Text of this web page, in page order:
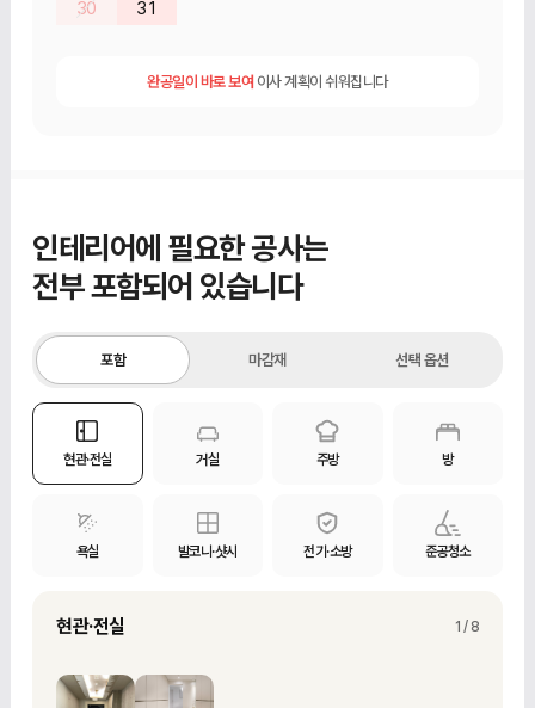
30 31
완공일이 바로 보여 이사 계획이 쉬워집니다
인테리어에 필요한 공사는
전부 포함되어 있습니다
포함 마감재 선택 옵션
현관·전실 거실 주방 방
욕실 발코니·샷시 전기·소방 준공청소
현관·전실 1 / 8
현관과 전실의 기존 벽·바닥 마감재 철거